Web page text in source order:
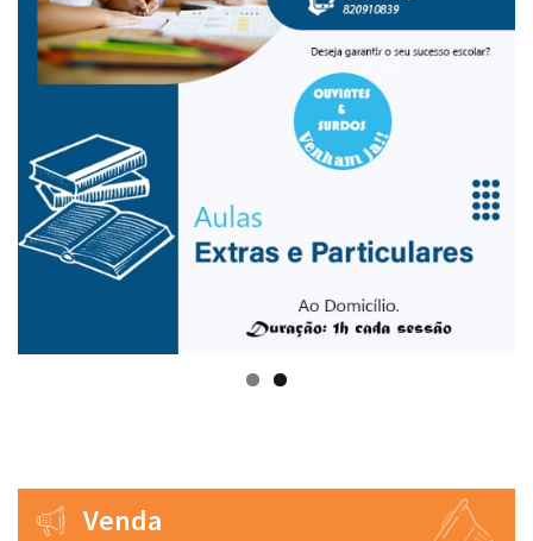
Venda